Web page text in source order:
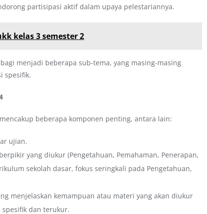
partisipasi aktif dalam upaya pelestariannya.
kelas 3 semester 2
menjadi beberapa sub-tema, yang masing-masing
spesifik.
beberapa komponen penting, antara lain:
ujian.
yang diukur (Pengetahuan, Pemahaman, Penerapan,
sekolah dasar, fokus seringkali pada Pengetahuan,
menjelaskan kemampuan atau materi yang akan diukur
dan terukur.